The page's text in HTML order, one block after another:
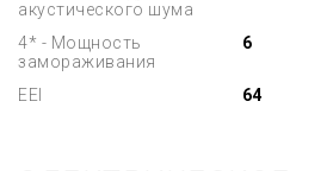
акустического шума
4* - Мощность
замораживания
6
EEI 64